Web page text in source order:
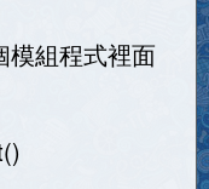
模組程式裡面